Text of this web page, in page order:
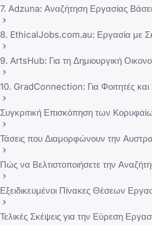
7. Adzuna: Αναζήτηση Εργασίας
8. EthicalJobs.com.au: Εργασία με
9. ArtsHub: Για τη Δημιουργική
10. GradConnection: Για Φοιτητές
Συγκριτική Επισκόπηση των
Τάσεις που Διαμορφώνουν την
Πώς να Βελτιστοποιήσετε την
Εξειδικευμένοι Πίνακες Θέσεων
Τελικές Σκέψεις για την Εύρεση